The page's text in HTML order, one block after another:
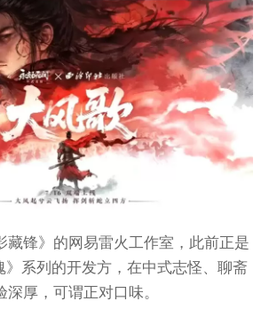
藏锋》的网易雷火工作室，此前正是
》系列的开发方，在中式志怪、聊斋
厚，可谓正对口味。